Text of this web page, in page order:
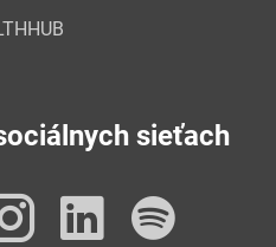
sieťach
Instagram